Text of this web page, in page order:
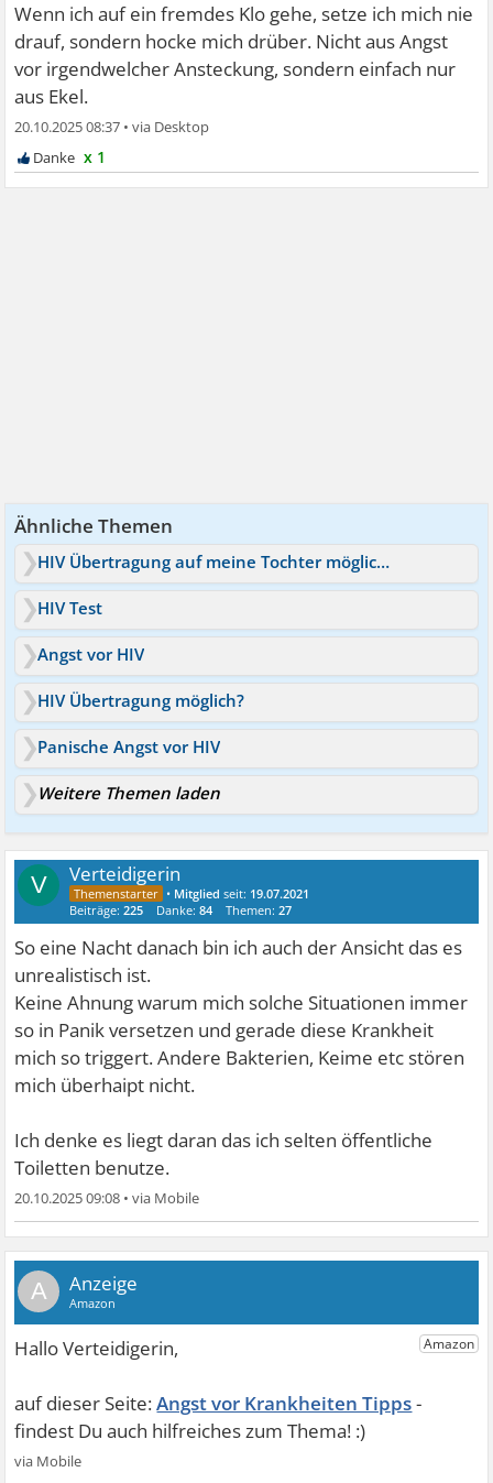
Wenn ich auf ein fremdes Klo gehe, setze ich mich nie
drauf, sondern hocke mich drüber. Nicht aus Angst
vor irgendwelcher Ansteckung, sondern einfach nur
aus Ekel.
20.10.2025 08:37 •
x 1
Ähnliche Themen
HIV Übertragung auf meine Tochter möglich?
HIV Test
Angst vor HIV
HIV Übertragung möglich?
Panische Angst vor HIV
Weitere Themen laden
V Verteidigerin
• Mitglied seit: 19.07.2021
Beiträge:225 Danke:84 Themen:27
So eine Nacht danach bin ich auch der Ansicht das es
unrealistisch ist.
Keine Ahnung warum mich solche Situationen immer
so in Panik versetzen und gerade diese Krankheit
mich so triggert. Andere Bakterien, Keime etc stören
mich überhaipt nicht.
Ich denke es liegt daran das ich selten öffentliche
Toiletten benutze.
20.10.2025 09:08 •
A
Angst vor Krankheiten Tipps